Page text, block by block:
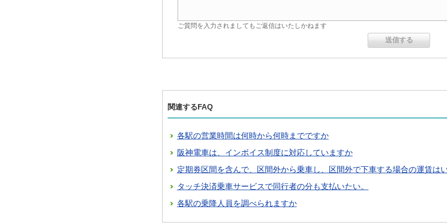
ご質問を入力されましてもご返信はいたしかねます
関連するFAQ
各駅の営業時間は何時から何時までですか
阪神電車は、インボイス制度に対応していますか
定期券区間を含んで、区間外から乗車し、区間外で下車する場合の運賃は
タッチ決済乗車サービスで同行者の分も支払いたい。
各駅の乗降人員を調べられますか